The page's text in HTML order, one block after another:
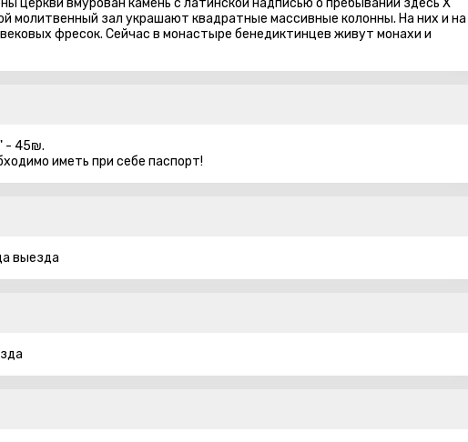
церкви вмурован камень с латинской надписью о пребывании здесь X
молитвенный зал украшают квадратные массивные колонны. На них и на
фресок. Сейчас в монастыре бенедиктинцев живут монахи и
- 45₪.
иметь при себе паспорт!
выезда